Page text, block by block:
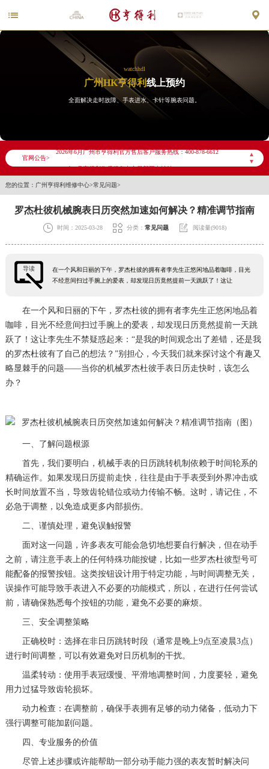
 
watchhdl
广州HK亨得利线上预约
全面解决走时故障、手表进水、卡针等腕表问题。
官网公告>
▲
▼
2026年6月广州市亨得利官方售后客户服务热线：400-878-6612
2026年6月亨得利售后服务中心最新网点地址：
您的位置： 广州亨得利维修中心>常见问题>
罗杰杜彼机械腕表日历突然加速如何解决？精准调节指南
 时间：2025-03-28  分类： 常见问题  阅读量(9018)
导读
在一个风和日丽的下午，罗杰杜彼的拥有者李先生正悠闲地品着咖啡，目光
不经意间扫过手腕上的爱表，却发现日历竟然提前一天跳跃了！这让
在一个风和日丽的下午，罗杰杜彼的拥有者李先生正悠闲地品着
咖啡，目光不经意间扫过手腕上的爱表，却发现日历竟然提前一天跳
跃了！这让李先生不禁疑惑起来：“是我的时间观念出了差错，还是我
的罗杰杜彼有了自己的想法？”别担心，今天我们就来探讨这个有趣又
略显棘手的问题——当你的机械罗杰杜彼手表日历走快时，该怎么
办？
一、了解问题根源
首先，我们要明白，机械手表的日历跳转机制依赖于时间轮系的
精确运作。如果发现日历提前走快，往往是由于手表受到外界冲击或
长时间放置不当，导致齿轮错位或动力传输不畅。这时，请记住，不
必急于调整，以免造成更多内部损伤。
二、谨慎处理，避免误触报警
面对这一问题，许多表友可能会急切地想要自行解决，但在动手
之前，请注意手表上的任何特殊功能按键，比如一些罗杰杜彼型号可
能配备的报警按钮。这类按钮设计用于特定功能，与时间调整无关，
误操作可能导致手表进入不必要的功能模式，所以，在进行任何尝试
前，请确保熟悉每个按钮的功能，避免不必要的麻烦。
三、安全调整策略
正确校时：选择在非日历跳转时段（通常是晚上9点至凌晨3点）
进行时间调整，可以有效避免对日历机制的干扰。
温柔转动：使用手表冠缓慢、平滑地调整时间，力度要轻，避免
用力过猛导致齿轮损坏。
动力检查：在调整前，确保手表拥有足够的动力储备，低动力下
强行调整可能加剧问题。
四、专业服务的价值
尽管上述步骤或许能帮助一部分动手能力强的表友暂时解决问